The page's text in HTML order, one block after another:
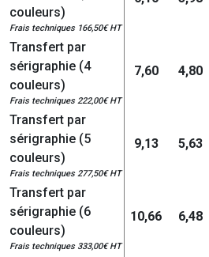
couleurs)
Frais techniques 166,50€ HT
Transfert par
sérigraphie (4
couleurs)
Frais techniques 222,00€ HT
7,60 4,80
Transfert par
sérigraphie (5
couleurs)
Frais techniques 277,50€ HT
9,13 5,63
Transfert par
sérigraphie (6
couleurs)
Frais techniques 333,00€ HT
10,66 6,48